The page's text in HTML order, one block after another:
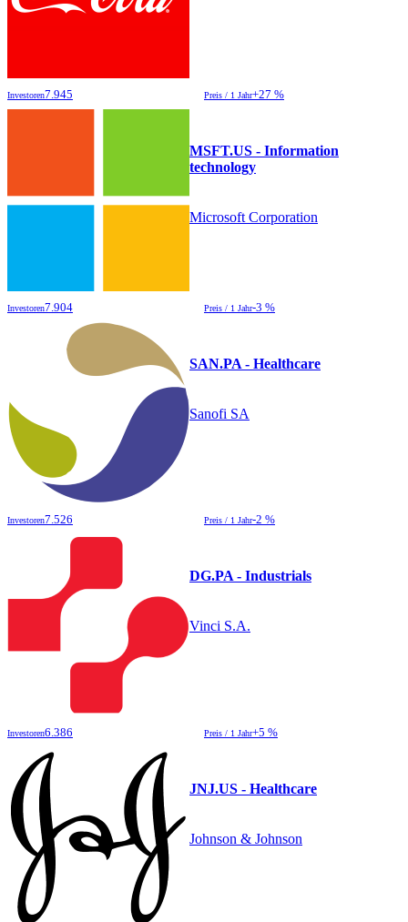
Investoren7.945 Preis / 1 Jahr+27 %
MSFT.US - Information
technology
Microsoft Corporation
Investoren7.904 Preis / 1 Jahr-3 %
SAN.PA - Healthcare
Sanofi SA
Investoren7.526 Preis / 1 Jahr-2 %
DG.PA - Industrials
Vinci S.A.
Investoren6.386 Preis / 1 Jahr+5 %
JNJ.US - Healthcare
Johnson & Johnson